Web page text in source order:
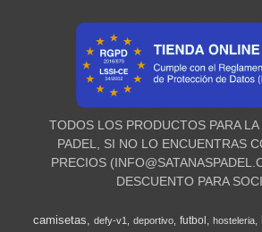
TODOS LOS PRODUCTOS PARA
PADEL, SI NO LO ENCUENTRAS
PRECIOS (
DESCUENTO PARA
camisetas defy-v1 deportivo futbol hosteleria